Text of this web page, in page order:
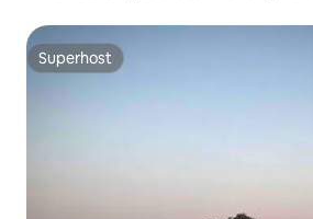
Superhost
Superhost